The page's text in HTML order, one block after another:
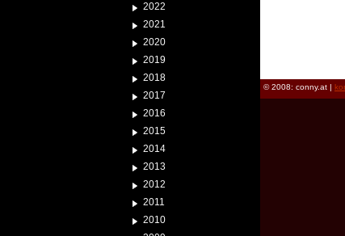
2022
2021
2020
2019
2018
2017
2016
2015
2014
2013
2012
2011
2010
© 2008: conny.at |